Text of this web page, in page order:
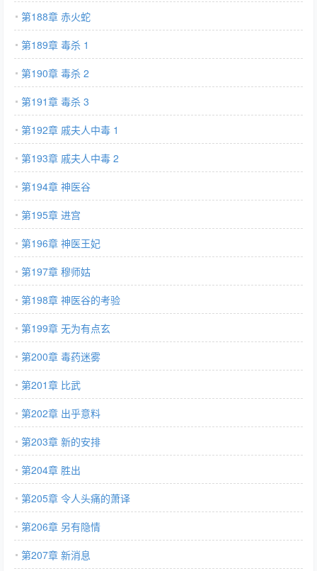
第188章 赤火蛇
第189章 毒杀 1
第190章 毒杀 2
第191章 毒杀 3
第192章 戚夫人中毒 1
第193章 戚夫人中毒 2
第194章 神医谷
第195章 进宫
第196章 神医王妃
第197章 穆师姑
第198章 神医谷的考验
第199章 无为有点玄
第200章 毒药迷雾
第201章 比武
第202章 出乎意料
第203章 新的安排
第204章 胜出
第205章 令人头痛的萧译
第206章 另有隐情
第207章 新消息